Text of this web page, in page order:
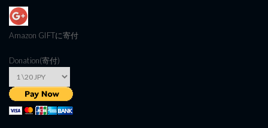
Amazon GIFTに寄付
Donation(寄付)